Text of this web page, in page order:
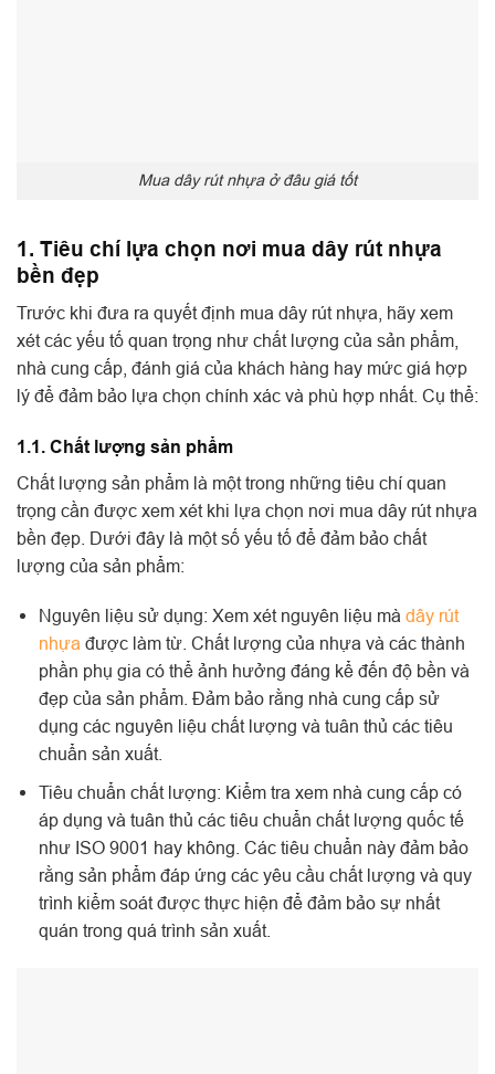
Mua dây rút nhựa ở đâu giá tốt
1. Tiêu chí lựa chọn nơi mua dây rút nhựa
bền đẹp
Trước khi đưa ra quyết định mua dây rút nhựa, hãy xem
xét các yếu tố quan trọng như chất lượng của sản phẩm,
nhà cung cấp, đánh giá của khách hàng hay mức giá hợp
lý để đảm bảo lựa chọn chính xác và phù hợp nhất. Cụ thể:
1.1. Chất lượng sản phẩm
Chất lượng sản phẩm là một trong những tiêu chí quan
trọng cần được xem xét khi lựa chọn nơi mua dây rút nhựa
bền đẹp. Dưới đây là một số yếu tố để đảm bảo chất
lượng của sản phẩm:
Nguyên liệu sử dụng: Xem xét nguyên liệu mà dây rút
nhựa được làm từ. Chất lượng của nhựa và các thành
phần phụ gia có thể ảnh hưởng đáng kể đến độ bền và
đẹp của sản phẩm. Đảm bảo rằng nhà cung cấp sử
dụng các nguyên liệu chất lượng và tuân thủ các tiêu
chuẩn sản xuất.
Tiêu chuẩn chất lượng: Kiểm tra xem nhà cung cấp có
áp dụng và tuân thủ các tiêu chuẩn chất lượng quốc tế
như ISO 9001 hay không. Các tiêu chuẩn này đảm bảo
rằng sản phẩm đáp ứng các yêu cầu chất lượng và quy
trình kiểm soát được thực hiện để đảm bảo sự nhất
quán trong quá trình sản xuất.